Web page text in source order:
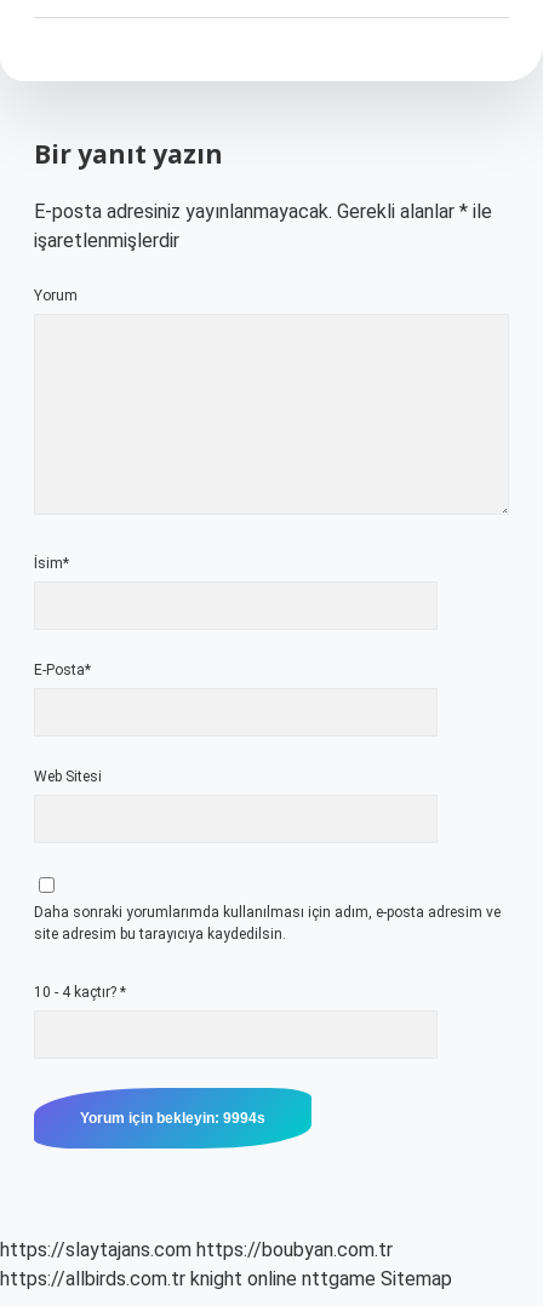
Bir yanıt yazın
E-posta adresiniz yayınlanmayacak. Gerekli alanlar * ile
işaretlenmişlerdir
Yorum
İsim*
E-Posta*
Web Sitesi
Daha sonraki yorumlarımda kullanılması için adım, e-posta adresim ve
site adresim bu tarayıcıya kaydedilsin.
10 - 4 kaçtır? *
https://slaytajans.com https://boubyan.com.tr
https://allbirds.com.tr knight online nttgame Sitemap